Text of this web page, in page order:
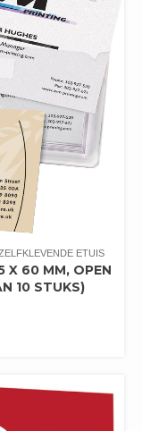
ETUIS
X 60 MM, OPEN
10 STUKS)